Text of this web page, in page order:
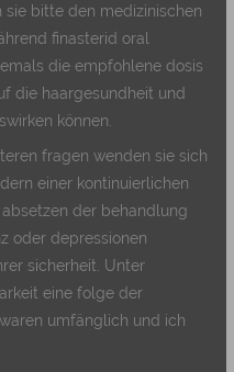
bitte den medizinischen
finasterid oral
die empfohlene dosis
die haargesundheit und
können.
fragen wenden sie sich
einer kontinuierlichen
der behandlung
oder depressionen
sicherheit. Unter
eine folge der
umfänglich und ich